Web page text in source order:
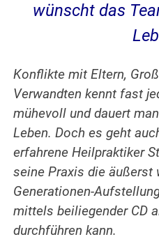
wünscht das
Konflikte mit Eltern,
Verwandten kennt fast
mühevoll und dauert
Leben. Doch es geht
erfahreneHeilpraktiker
seine Praxis die äußerst
Generationen-
mittels beiliegender CD
durchführen kann.